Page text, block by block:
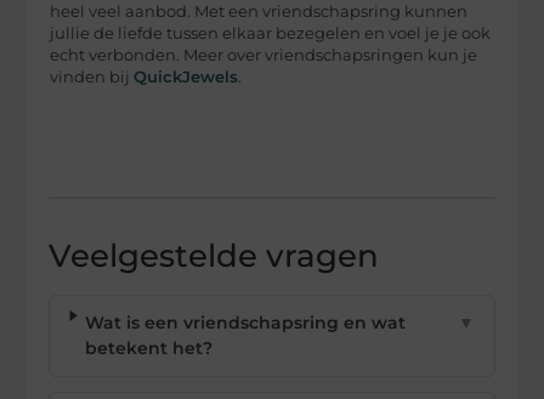
heel veel aanbod. Met een vriendschapsring kunnen
jullie de liefde tussen elkaar bezegelen en voel je je ook
echt verbonden. Meer over vriendschapsringen kun je
vinden bijQuickJewels
Veelgestelde vragen
Wat is een vriendschapsring en wat
betekent het?
▼